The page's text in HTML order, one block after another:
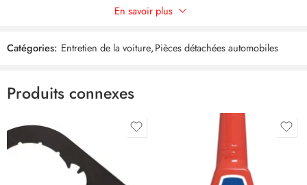
Il n'y a pas encore de critiques.
En savoir plus
Catégories: Entretien de la voiture,Pièces détachées automobiles
Produits connexes